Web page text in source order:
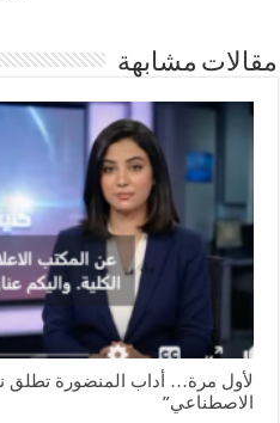
مقالات مشابهة
لأول مرة… أداب المنضورة تطلق
الاصطناعي”